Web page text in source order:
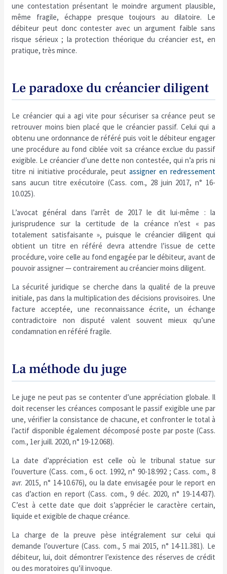
une contestation présentant le moindre argument plausible,
même fragile, échappe presque toujours au dilatoire. Le
débiteur peut donc contester avec un argument faible sans
risque sérieux ; la protection théorique du créancier est, en
pratique, très mince.
Le paradoxe du créancier diligent
Le créancier qui a agi vite pour sécuriser sa créance peut se
retrouver moins bien placé que le créancier passif. Celui qui a
obtenu une ordonnance de référé puis voit le débiteur engager
une procédure au fond ciblée voit sa créance exclue du passif
exigible. Le créancier d’une dette non contestée, qui n’a pris ni
titre ni initiative procédurale, peut assigner en redressement
sans aucun titre exécutoire (Cass. com., 28 juin 2017, n° 16-
10.025).
L’avocat général dans l’arrêt de 2017 le dit lui-même : la
jurisprudence sur la certitude de la créance n’est « pas
totalement satisfaisante », puisque le créancier diligent qui
obtient un titre en référé devra attendre l’issue de cette
procédure, voire celle au fond engagée par le débiteur, avant de
pouvoir assigner — contrairement au créancier moins diligent.
La sécurité juridique se cherche dans la qualité de la preuve
initiale, pas dans la multiplication des décisions provisoires. Une
facture acceptée, une reconnaissance écrite, un échange
contradictoire non disputé valent souvent mieux qu’une
condamnation en référé fragile.
La méthode du juge
Le juge ne peut pas se contenter d’une appréciation globale. Il
doit recenser les créances composant le passif exigible une par
une, vérifier la consistance de chacune, et confronter le total à
l’actif disponible également décomposé poste par poste (Cass.
com., 1er juill. 2020, n° 19-12.068).
La date d’appréciation est celle où le tribunal statue sur
l’ouverture (Cass. com., 6 oct. 1992, n° 90-18.992 ; Cass. com., 8
avr. 2015, n° 14-10.676), ou la date envisagée pour le report en
cas d’action en report (Cass. com., 9 déc. 2020, n° 19-14.437).
C’est à cette date que doit s’apprécier le caractère certain,
liquide et exigible de chaque créance.
La charge de la preuve pèse intégralement sur celui qui
demande l’ouverture (Cass. com., 5 mai 2015, n° 14-11.381). Le
débiteur, lui, doit démontrer l’existence des réserves de crédit
ou des moratoires qu’il invoque.